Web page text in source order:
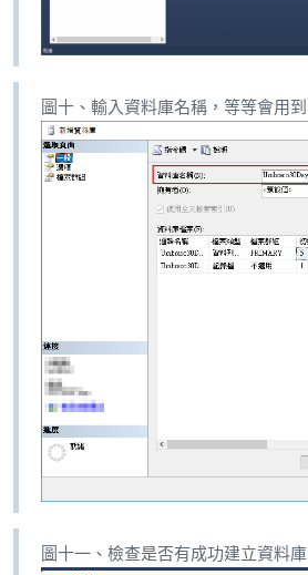
圖十、輸入資料庫名稱，等等會用到
圖十一、檢查是否有成功建立資料庫